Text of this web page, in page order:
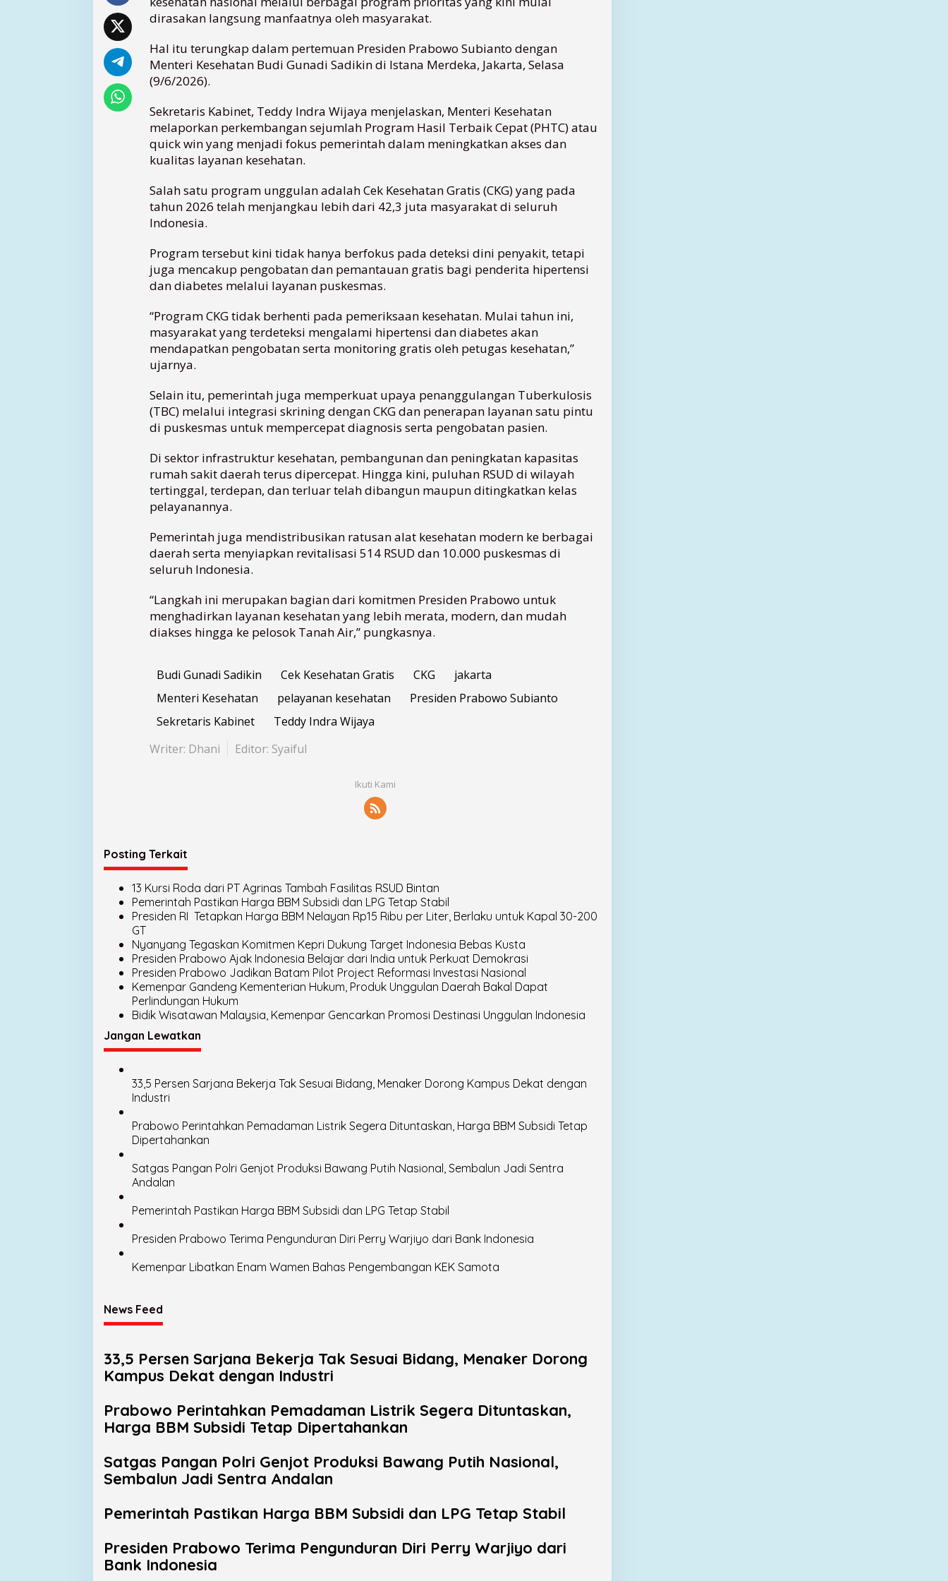
t
T
a
n
o
r
m
a
s
K
e
h
a
t
n
,
4
2
t
a
W
g
a
N
i
m
a
t
i
K
G
dirasakan langsung manfaatnya oleh masyarakat.
Hal itu terungkap dalam pertemuan Presiden Prabowo Subianto dengan
Menteri Kesehatan Budi Gunadi Sadikin di Istana Merdeka, Jakarta, Selasa
(9/6/2026).
Sekretaris Kabinet, Teddy Indra Wijaya menjelaskan, Menteri Kesehatan
melaporkan perkembangan sejumlah Program Hasil Terbaik Cepat (PHTC) atau
quick win yang menjadi fokus pemerintah dalam meningkatkan akses dan
kualitas layanan kesehatan.
Salah satu program unggulan adalah Cek Kesehatan Gratis (CKG) yang pada
tahun 2026 telah menjangkau lebih dari 42,3 juta masyarakat di seluruh
Indonesia.
Program tersebut kini tidak hanya berfokus pada deteksi dini penyakit, tetapi
juga mencakup pengobatan dan pemantauan gratis bagi penderita hipertensi
dan diabetes melalui layanan puskesmas.
“Program CKG tidak berhenti pada pemeriksaan kesehatan. Mulai tahun ini,
masyarakat yang terdeteksi mengalami hipertensi dan diabetes akan
mendapatkan pengobatan serta monitoring gratis oleh petugas kesehatan,”
ujarnya.
Selain itu, pemerintah juga memperkuat upaya penanggulangan Tuberkulosis
(TBC) melalui integrasi skrining dengan CKG dan penerapan layanan satu pintu
di puskesmas untuk mempercepat diagnosis serta pengobatan pasien.
Di sektor infrastruktur kesehatan, pembangunan dan peningkatan kapasitas
rumah sakit daerah terus dipercepat. Hingga kini, puluhan RSUD di wilayah
tertinggal, terdepan, dan terluar telah dibangun maupun ditingkatkan kelas
pelayanannya.
Pemerintah juga mendistribusikan ratusan alat kesehatan modern ke berbagai
daerah serta menyiapkan revitalisasi 514 RSUD dan 10.000 puskesmas di
seluruh Indonesia.
“Langkah ini merupakan bagian dari komitmen Presiden Prabowo untuk
menghadirkan layanan kesehatan yang lebih merata, modern, dan mudah
diakses hingga ke pelosok Tanah Air,” pungkasnya.
Budi Gunadi Sadikin Cek Kesehatan Gratis CKG
jakarta
Menteri Kesehatan
pelayanan kesehatan
Presiden Prabowo Subianto
Sekretaris Kabinet
Teddy Indra Wijaya
Writer: Dhani
Editor: Syaiful
Ikuti Kami
Posting Terkait
13 Kursi Roda dari PT Agrinas Tambah Fasilitas RSUD Bintan
Pemerintah Pastikan Harga BBM Subsidi dan LPG Tetap Stabil
Presiden RI Tetapkan Harga BBM Nelayan Rp15 Ribu per Liter, Berlaku untuk Kapal 30-200
GT
Nyanyang Tegaskan Komitmen Kepri Dukung Target Indonesia Bebas Kusta
Presiden Prabowo Ajak Indonesia Belajar dari India untuk Perkuat Demokrasi
Presiden Prabowo Jadikan Batam Pilot Project Reformasi Investasi Nasional
Kemenpar Gandeng Kementerian Hukum, Produk Unggulan Daerah Bakal Dapat
Perlindungan Hukum
Bidik Wisatawan Malaysia, Kemenpar Gencarkan Promosi Destinasi Unggulan Indonesia
Jangan Lewatkan
33,5 Persen Sarjana Bekerja Tak Sesuai Bidang, Menaker Dorong Kampus Dekat dengan
Industri
Prabowo Perintahkan Pemadaman Listrik Segera Dituntaskan, Harga BBM Subsidi Tetap
Dipertahankan
Satgas Pangan Polri Genjot Produksi Bawang Putih Nasional, Sembalun Jadi Sentra
Andalan
Pemerintah Pastikan Harga BBM Subsidi dan LPG Tetap Stabil
Presiden Prabowo Terima Pengunduran Diri Perry Warjiyo dari Bank Indonesia
Kemenpar Libatkan Enam Wamen Bahas Pengembangan KEK Samota
News Feed
33,5 Persen Sarjana Bekerja Tak Sesuai Bidang, Menaker Dorong
Kampus Dekat dengan Industri
Prabowo Perintahkan Pemadaman Listrik Segera Dituntaskan,
Harga BBM Subsidi Tetap Dipertahankan
Satgas Pangan Polri Genjot Produksi Bawang Putih Nasional,
Sembalun Jadi Sentra Andalan
Pemerintah Pastikan Harga BBM Subsidi dan LPG Tetap Stabil
Presiden Prabowo Terima Pengunduran Diri Perry Warjiyo dari
Bank Indonesia